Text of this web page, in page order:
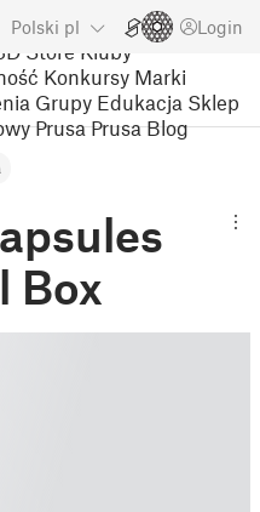
Polski pl Login
Store Kluby
Konkursy Marki
Grupy Edukacja Sklep
Prusa Prusa Blog
Box